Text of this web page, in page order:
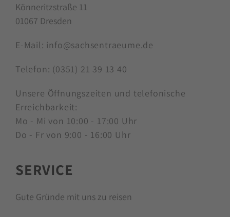
Könneritzstraße 11
01067 Dresden
E-Mail: info@sachsentraeume.de
Telefon: (0351) 21 39 13 40
Unsere Öffnungszeiten und telefonische
Erreichbarkeit:
Mo - Mi von 10:00 - 17:00 Uhr
Do - Fr von 9:00 - 16:00 Uhr
SERVICE
Gute Gründe mit uns zu reisen